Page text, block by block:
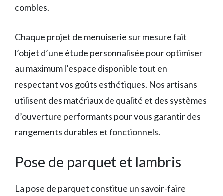
combles.
Chaque projet de menuiserie sur mesure fait
l’objet d’une étude personnalisée pour optimiser
au maximum l’espace disponible tout en
respectant vos goûts esthétiques. Nos artisans
utilisent des matériaux de qualité et des systèmes
d’ouverture performants pour vous garantir des
rangements durables et fonctionnels.
Pose de parquet et lambris
La pose de parquet constitue un savoir-faire